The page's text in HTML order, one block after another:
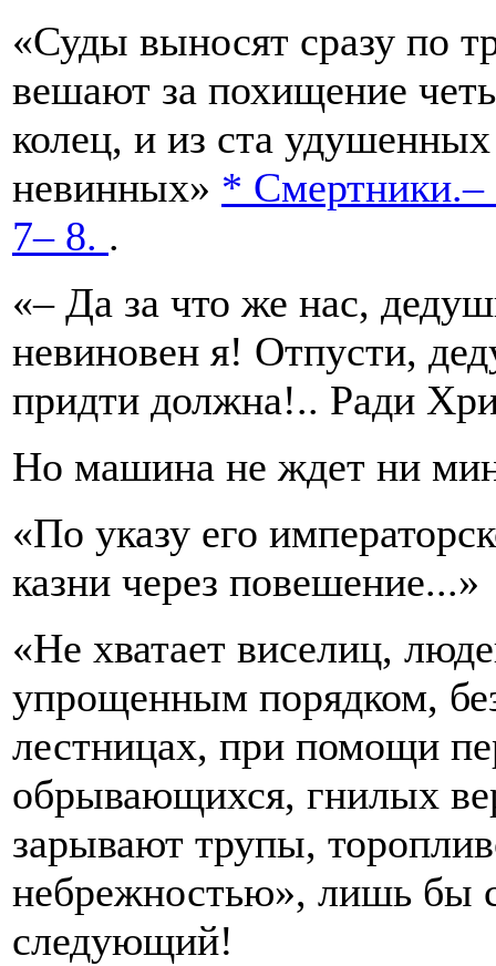
«Суды выносят сразу по
вешают за похищение
колец, и из ста
невинных» *
7– 8. .
«– Да за что же нас,
невиновен я! Отпусти,
придти должна!.. Ради
Но машина не ждет ни
«По указу его
казни через повешение...»
«Не хватает виселиц,
упрощенным порядком,
лестницах, при помощи
обрывающихся, гнилых
зарывают трупы,
небрежностью», лишь бы
следующий!